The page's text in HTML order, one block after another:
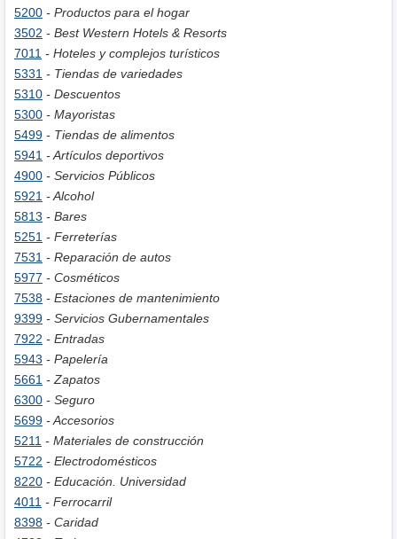
5200 - Productos para el hogar
3502 - Best Western Hotels & Resorts
7011 - Hoteles y complejos turísticos
5331 - Tiendas de variedades
5310 - Descuentos
5300 - Mayoristas
5499 - Tiendas de alimentos
5941 - Artículos deportivos
4900 - Servicios Públicos
5921 - Alcohol
5813 - Bares
5251 - Ferreterías
7531 - Reparación de autos
5977 - Cosméticos
7538 - Estaciones de mantenimiento
9399 - Servicios Gubernamentales
7922 - Entradas
5943 - Papelería
5661 - Zapatos
6300 - Seguro
5699 - Accesorios
5211 - Materiales de construcción
5722 - Electrodomésticos
8220 - Educación. Universidad
4011 - Ferrocarril
8398 - Caridad